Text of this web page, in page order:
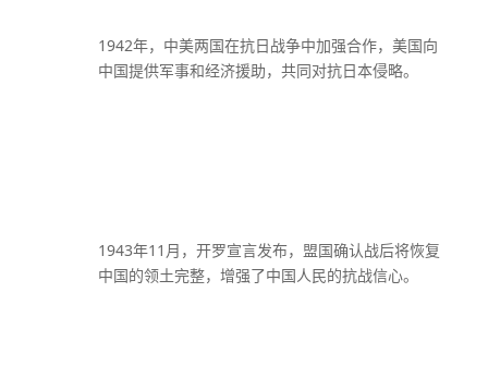
1942年，中美两国在抗日战争中加强合作，美国向
中国提供军事和经济援助，共同对抗日本侵略。
1943年11月，开罗宣言发布，盟国确认战后将恢复
中国的领土完整，增强了中国人民的抗战信心。